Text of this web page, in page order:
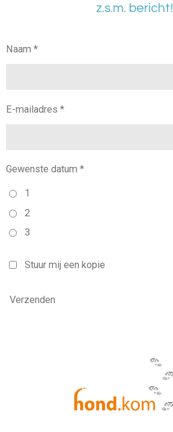
z.s.m. bericht!
Naam *
E-mailadres *
Gewenste datum *
1
2
3
Stuur mij een kopie
Verzenden